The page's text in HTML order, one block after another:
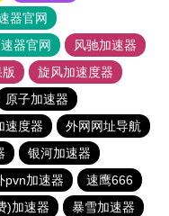
器官网
器官网
风驰加速器
旋风加速度器
原子加速器
速度器
外网网址导航
银河加速器
pvn加速器
速鹰666
)加速器 暴雪加速器